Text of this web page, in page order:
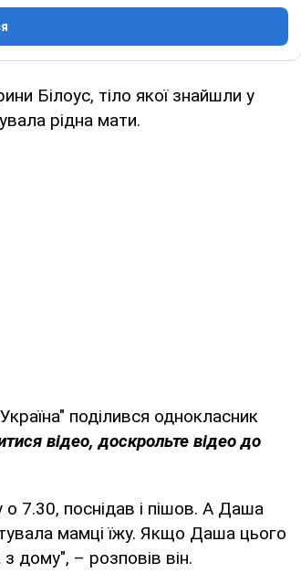
Білоус, тіло якої знайшли у
рідна мати.
поділився однокласник
відео, доскрольте відео до
7.30, поснідав і пішов. А Даша
мамці їжу. Якщо Даша цього
дому", – розповів він.